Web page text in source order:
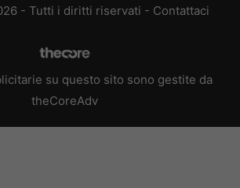
- Tutti i diritti riservati - Contattaci
su questo sito sono gestite da
theCoreAdv